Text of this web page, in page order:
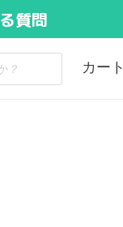
質問
カート